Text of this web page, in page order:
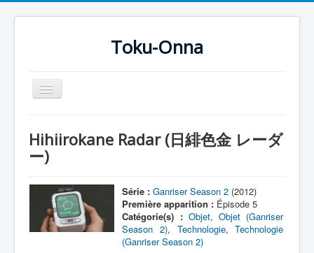
Toku-Onna
Basculer
la
Toku-Actrices
Séries
Films
Hihiirokane Radar (日緋色金 レーダ
ー)
Série : Ganriser Season 2 (2012)
Première apparition : Épisode 5
Catégorie(s) : Objet,Objet (Ganriser
Season 2), Technologie,Technologie
(Ganriser Season 2)